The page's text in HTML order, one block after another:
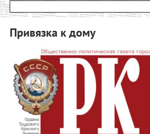
Привязка к дому